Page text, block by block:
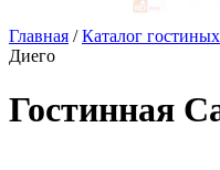
Главная /Каталог гостиных
Диего
Гостинная